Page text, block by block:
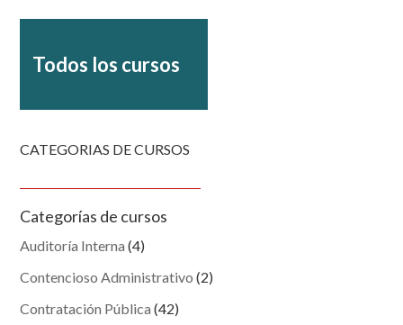
Todos los cursos
CATEGORIAS DE CURSOS
Categorías de cursos
Auditoría Interna (4)
Contencioso Administrativo (2)
Contratación Pública (42)